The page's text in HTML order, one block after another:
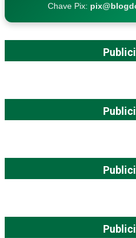
Chave Pix: